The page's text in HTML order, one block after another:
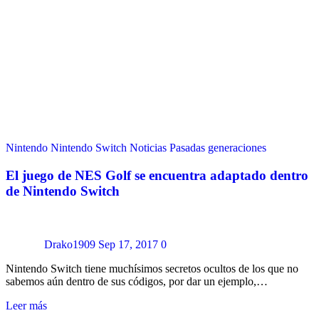
Nintendo Nintendo Switch Noticias Pasadas generaciones
El juego de NES Golf se encuentra adaptado dentro
de Nintendo Switch
Drako1909 Sep 17, 2017 0
Nintendo Switch tiene muchísimos secretos ocultos de los que no
sabemos aún dentro de sus códigos, por dar un ejemplo,…
Leer más